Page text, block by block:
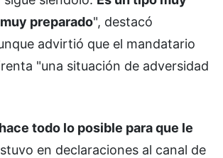
preparado", destacó
advirtió que el mandatario
"una situación de adversidad
todo lo posible para que le
en declaraciones al canal de